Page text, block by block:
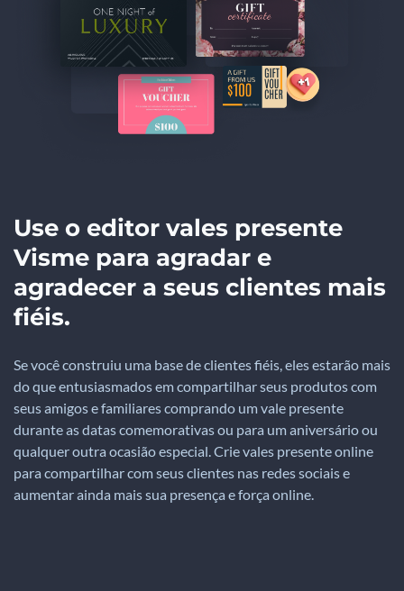
Use o editor vales presente
Visme para agradar e
agradecer a seus clientes mais
fiéis.
Se você construiu uma base de clientes fiéis, eles estarão mais
do que entusiasmados em compartilhar seus produtos com
seus amigos e familiares comprando um vale presente
durante as datas comemorativas ou para um aniversário ou
qualquer outra ocasião especial. Crie vales presente online
para compartilhar com seus clientes nas redes sociais e
aumentar ainda mais sua presença e força online.